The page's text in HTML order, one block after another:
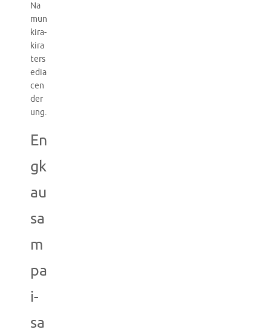
Na
mun
kira-
kira
ters
edia
cen
der
ung.
En
gk
au
sa
m
pa
i-
sa